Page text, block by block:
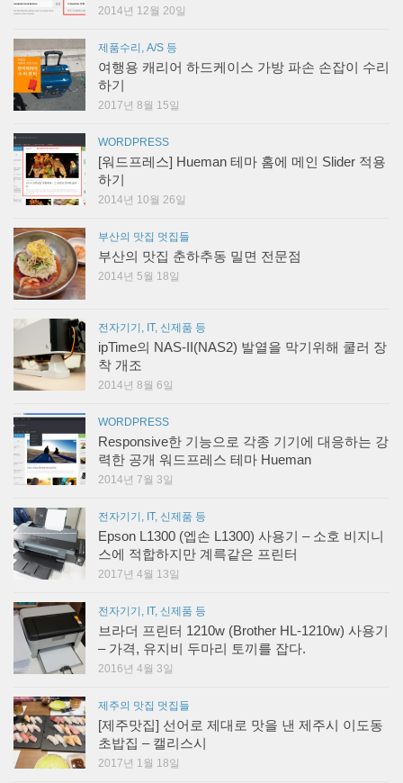
2014년 12월 20일
제품수리, A/S 등
여행용 캐리어 하드케이스 가방 파손 손잡이 수리
하기
2017년 8월 15일
WORDPRESS
[워드프레스] Hueman 테마 홈에 메인 Slider 적용
하기
2014년 10월 26일
부산의 맛집 멋집들
부산의 맛집 춘하추동 밀면 전문점
2014년 5월 18일
전자기기, IT, 신제품 등
ipTime의 NAS-II(NAS2) 발열을 막기위해 쿨러 장
착 개조
2014년 8월 6일
WORDPRESS
Responsive한 기능으로 각종 기기에 대응하는 강
력한 공개 워드프레스 테마 Hueman
2014년 7월 3일
전자기기, IT, 신제품 등
Epson L1300 (엡손 L1300) 사용기 – 소호 비지니
스에 적합하지만 계륵같은 프린터
2017년 4월 13일
전자기기, IT, 신제품 등
브라더 프린터 1210w (Brother HL-1210w) 사용기
– 가격, 유지비 두마리 토끼를 잡다.
2016년 4월 3일
제주의 맛집 멋집들
[제주맛집] 선어로 제대로 맛을 낸 제주시 이도동
초밥집 – 캘리스시
2017년 1월 18일